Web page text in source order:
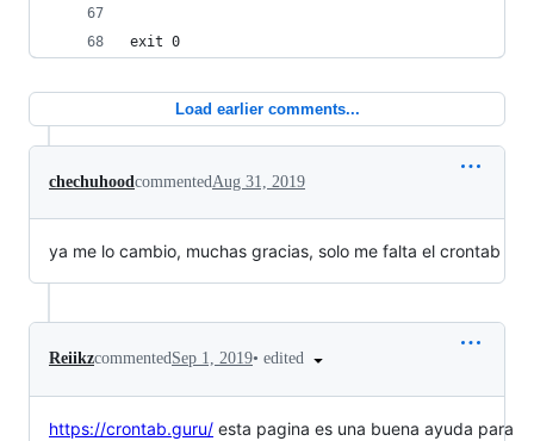
exit 0
Load earlier comments...
chechuhoodcommentedAug 31, 2019
ya me lo cambio, muchas gracias, solo me falta el crontab
ReiikzcommentedSep 1, 2019• edited
https://crontab.guru/ esta pagina es una buena ayuda para